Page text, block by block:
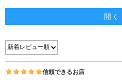
開く
信頼できるお店